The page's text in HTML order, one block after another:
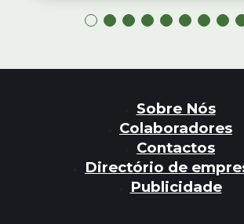
Sobre Nós
Colaboradores
Contactos
Directório de
Publicidade